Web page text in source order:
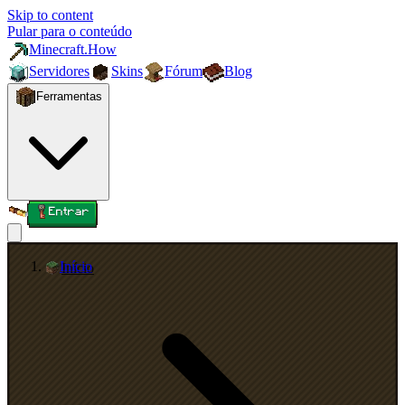
Skip to content
Pular para o conteúdo
Minecraft.How
Servidores
Skins Fórum Blog
Ferramentas
Entrar
Início